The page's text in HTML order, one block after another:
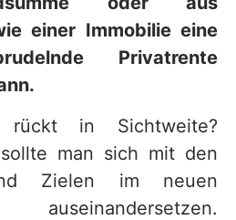
einer Immobilie eine
Privatrente
rückt in Sichtweite?
man sich mit den
Zielen im neuen
auseinandersetzen.